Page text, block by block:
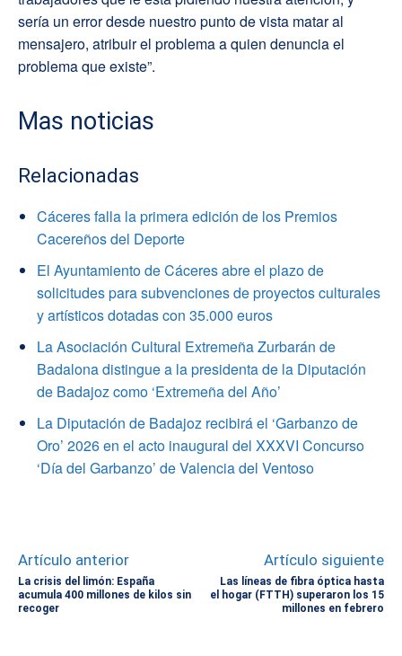
sería un error desde nuestro punto de vista matar al
mensajero, atribuir el problema a quien denuncia el
problema que existe”.
Mas noticias
Relacionadas
Cáceres falla la primera edición de los Premios
Cacereños del Deporte
El Ayuntamiento de Cáceres abre el plazo de
solicitudes para subvenciones de proyectos culturales
y artísticos dotadas con 35.000 euros
La Asociación Cultural Extremeña Zurbarán de
Badalona distingue a la presidenta de la Diputación
de Badajoz como ‘Extremeña del Año’
La Diputación de Badajoz recibirá el ‘Garbanzo de
Oro’ 2026 en el acto inaugural del XXXVI Concurso
‘Día del Garbanzo’ de Valencia del Ventoso
Artículo anterior
La crisis del limón: España
acumula 400 millones de kilos sin
recoger
Artículo siguiente
Las líneas de fibra óptica hasta
el hogar (FTTH) superaron los 15
millones en febrero